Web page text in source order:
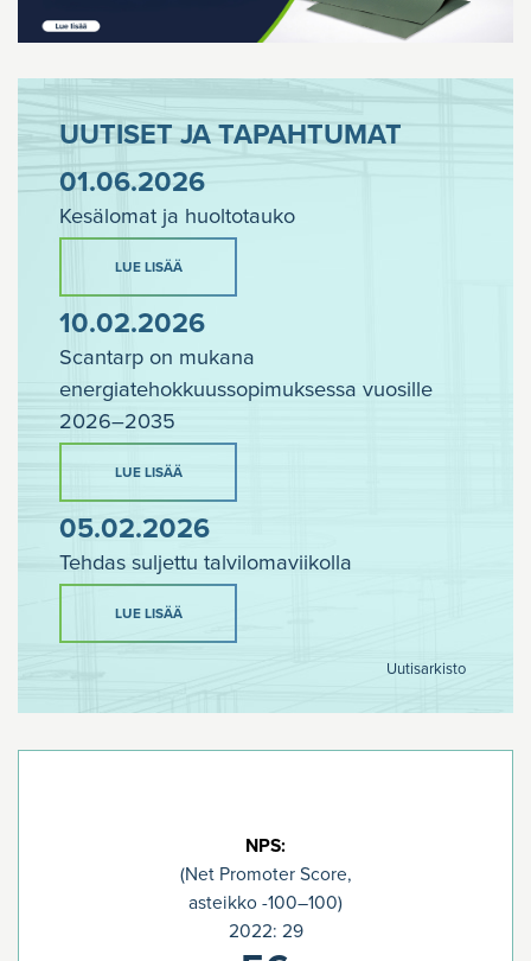
UUTISET JA TAPAHTUMAT
01.06.2026
Kesälomat ja huoltotauko
LUE LISÄÄ
10.02.2026
Scantarp on mukana
energiatehokkuussopimuksessa vuosille
2026–2035
LUE LISÄÄ
05.02.2026
Tehdas suljettu talvilomaviikolla
LUE LISÄÄ
Uutisarkisto
NPS:
(Net Promoter Score,
asteikko -100–100)
2022: 29